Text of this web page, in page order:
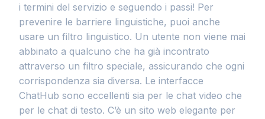
i termini del servizio e seguendo i passi! Per
prevenire le barriere linguistiche, puoi anche
usare un filtro linguistico. Un utente non viene mai
abbinato a qualcuno che ha già incontrato
attraverso un filtro speciale, assicurando che ogni
corrispondenza sia diversa. Le interfacce
ChatHub sono eccellenti sia per le chat video che
per le chat di testo. C’è un sito web elegante per